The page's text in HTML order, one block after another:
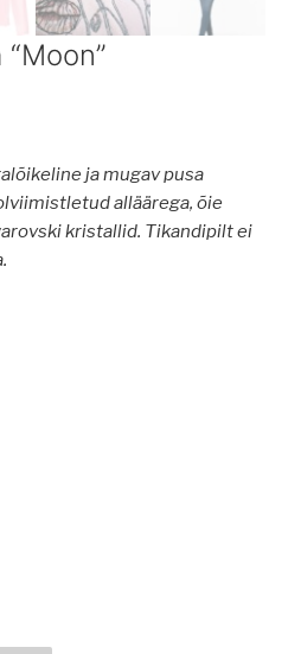
ja mugav pusa
alläärega, õie
kristallid. Tikandipilt ei